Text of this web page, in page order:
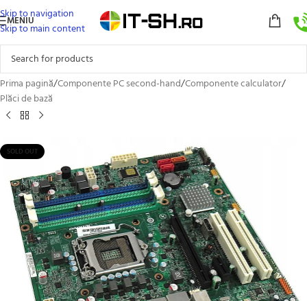
Skip to navigation
Skip to main content
MENIU
Prima pagină/Componente PC second-hand/Componente calculator/
Plăci de bază
SOLD OUT